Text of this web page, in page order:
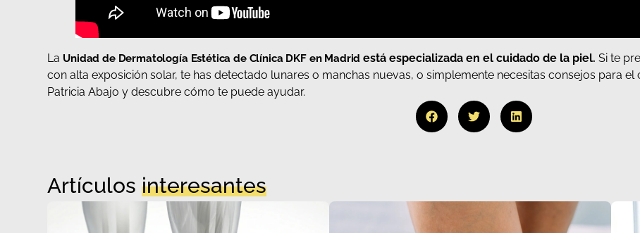
La Unidad de Dermatología Estética de Clínica DKF en Madrid está especializada en el cuidado de la piel. Si te
con alta exposición solar, te has detectado lunares o manchas nuevas, o simplemente necesitas consejos para
Patricia Abajo y descubre cómo te puede ayudar.
Artículosinteresantes